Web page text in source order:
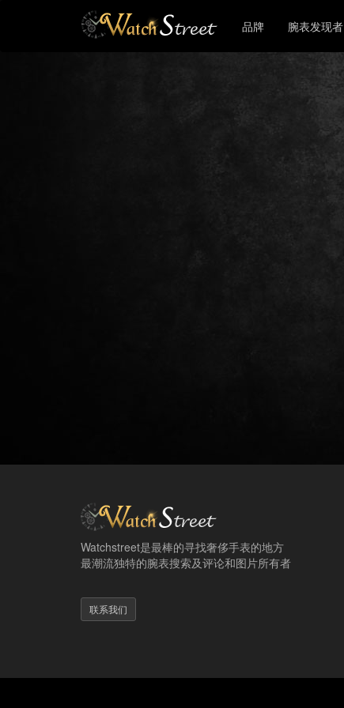
品牌 腕表发现者
Watchstreet是最棒的寻找奢侈手表的地方
最潮流独特的腕表搜索及评论和图片所有者
联系我们